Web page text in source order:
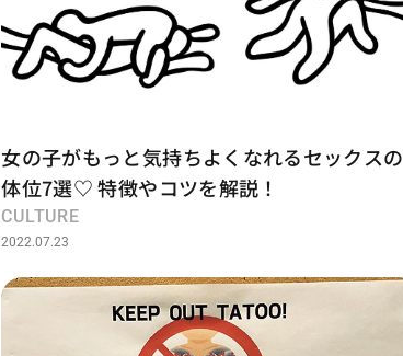
女の子がもっと気持ちよくなれるセックスの
体位7選♡ 特徴やコツを解説！
CULTURE
2022.07.23